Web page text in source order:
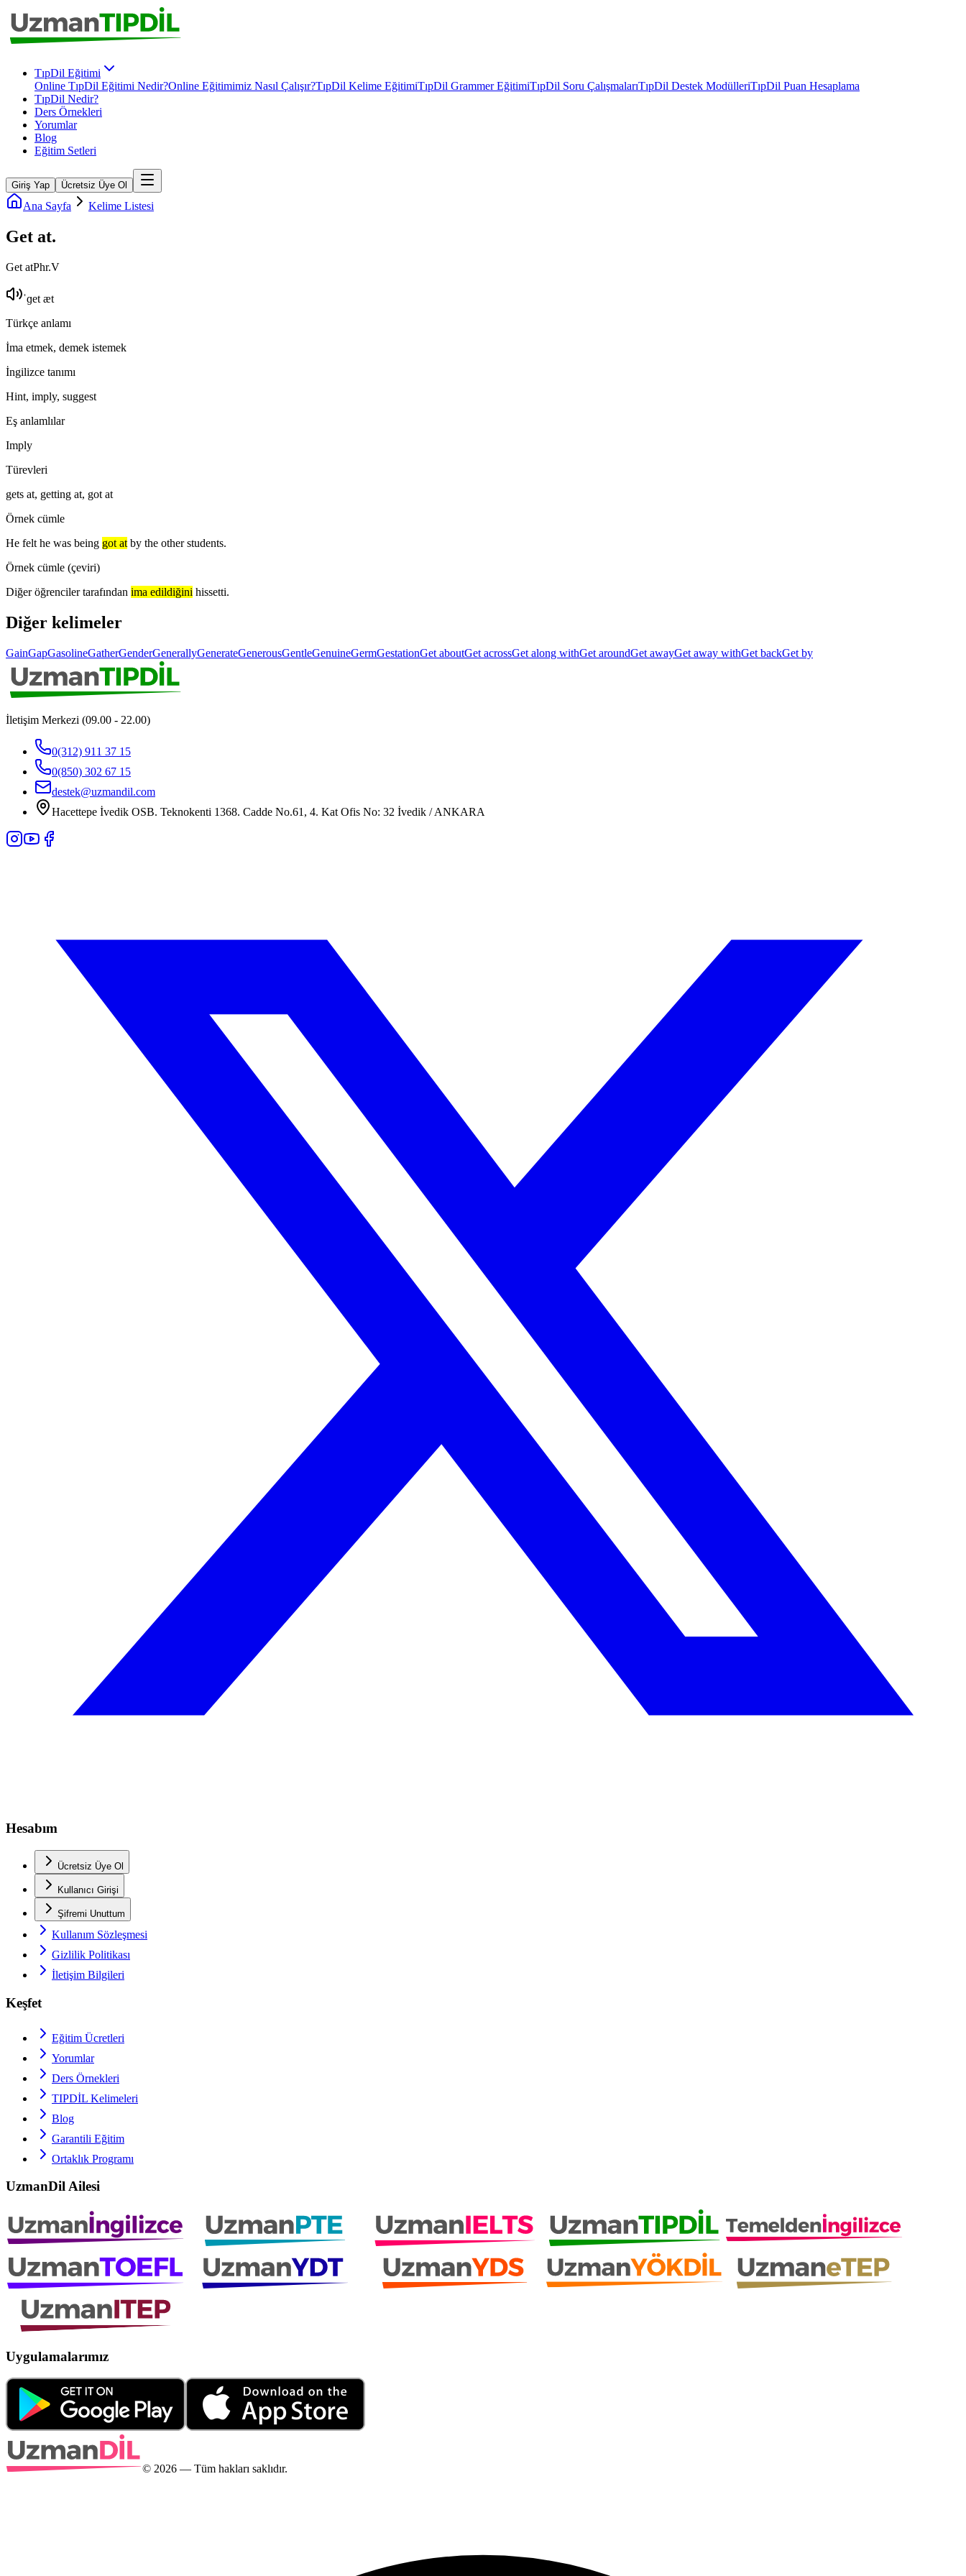
TıpDil Eğitimi
Online TıpDil Eğitimi Nedir?Online Eğitimimiz Nasıl Çalışır?TıpDil Kelime EğitimiTıpDil Grammer EğitimiTıpDil Soru ÇalışmalarıTıpDil Destek ModülleriTıpDil Puan Hesaplama
TıpDil Nedir?
Ders Örnekleri
Yorumlar
Blog
Eğitim Setleri
Giriş Yap Ücretsiz Üye Ol
Ana Sayfa Kelime Listesi
Get at.
Get atPhr.V
ˈɡet æt
Türkçe anlamı
İma etmek, demek istemek
İngilizce tanımı
Hint, imply, suggest
Eş anlamlılar
Imply
Türevleri
gets at, getting at, got at
Örnek cümle
He felt he was being got at by the other students.
Örnek cümle (çeviri)
Diğer öğrenciler tarafından ima edildiğini hissetti.
Diğer kelimeler
GainGapGasolineGatherGenderGenerallyGenerateGenerousGentleGenuineGermGestationGet aboutGet acrossGet along withGet aroundGet awayGet away withGet backGet by
İletişim Merkezi (09.00 - 22.00)
0(312) 911 37 15
0(850) 302 67 15
destek@uzmandil.com
Hacettepe İvedik OSB. Teknokenti 1368. Cadde No.61, 4. Kat Ofis No: 32 İvedik / ANKARA
Hesabım
Ücretsiz Üye Ol
Kullanıcı Girişi
Şifremi Unuttum
Kullanım Sözleşmesi
Gizlilik Politikası
İletişim Bilgileri
Keşfet
Eğitim Ücretleri
Yorumlar
Ders Örnekleri
TIPDİL Kelimeleri
Blog
Garantili Eğitim
Ortaklık Programı
UzmanDil Ailesi
Uygulamalarımız
© 2026 — Tüm hakları saklıdır.